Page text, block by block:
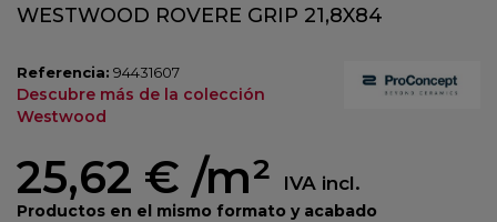
WESTWOOD ROVERE GRIP 21,8X84
Referencia: 94431607
Descubre más de la colección
Westwood
25,62 € /m² IVA incl.
Productos en el mismo formato y acabado